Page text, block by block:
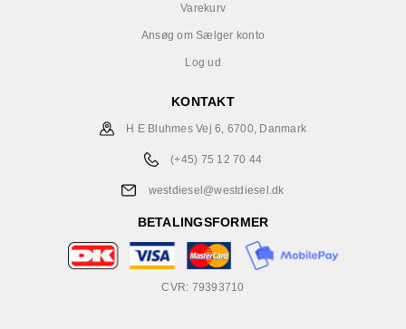
Varekurv
Ansøg om Sælger konto
Log ud
KONTAKT
H E Bluhmes Vej 6, 6700, Danmark
(+45) 75 12 70 44
westdiesel@westdiesel.dk
BETALINGSFORMER
CVR: 79393710